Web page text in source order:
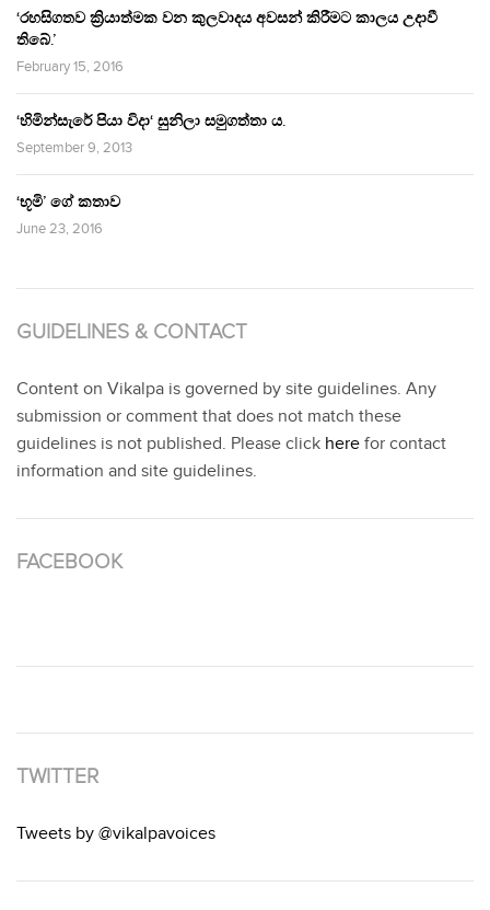
‘රහසිගතව ක්‍රියාත්මක වන කුලවාදය අවසන් කිරීමට කාලය උදාවී
තිබේ.’
February 15, 2016
‘හිමින්සැරේ පියා විදා‘ සුනිලා සමුගත්තා ය.
September 9, 2013
‘භූමි’ ගේ කතාව
June 23, 2016
GUIDELINES & CONTACT
Content on Vikalpa is governed by site guidelines. Any
submission or comment that does not match these
guidelines is not published. Please click here for contact
information and site guidelines.
FACEBOOK
TWITTER
Tweets by @vikalpavoices